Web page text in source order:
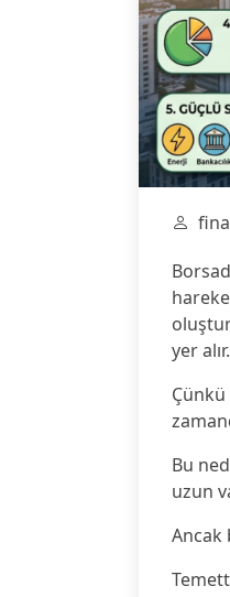
yer alır.
Çünkü
Bu
uzun
Ancak